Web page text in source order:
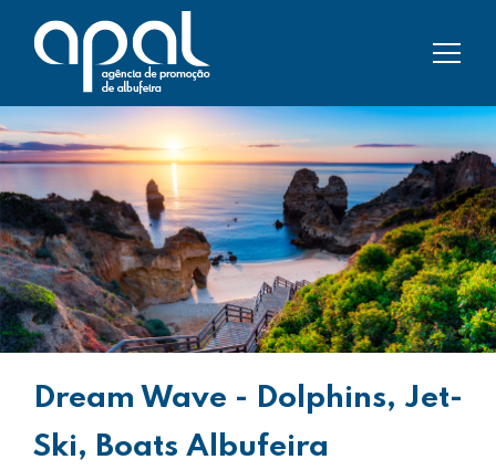
Dream Wave - Dolphins, Jet-
Ski, Boats Albufeira